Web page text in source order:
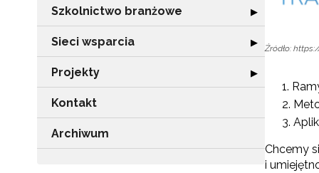
Szkolnictwo branżowe Rozwiń sekcję
▶
Sieci wsparcia Rozwiń sekcję
▶
Projekty Rozwiń sekcję
▶
Kontakt
Archiwum
Źródło:
Chcemy
i